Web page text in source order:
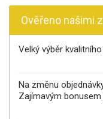
Ověřeno našimi
Velký výběr
Na změnu
Zajímavým